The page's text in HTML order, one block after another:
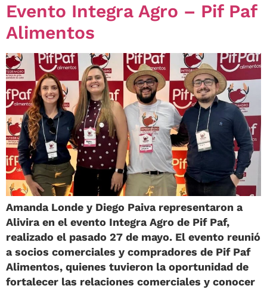
Evento Integra Agro – Pif Paf
Alimentos
Amanda Londe y Diego Paiva representaron a
Alivira en el evento Integra Agro de Pif Paf,
realizado el pasado 27 de mayo. El evento reunió
a socios comerciales y compradores de Pif Paf
Alimentos, quienes tuvieron la oportunidad de
fortalecer las relaciones comerciales y conocer